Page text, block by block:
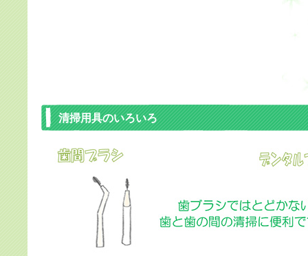
清掃用具のいろいろ